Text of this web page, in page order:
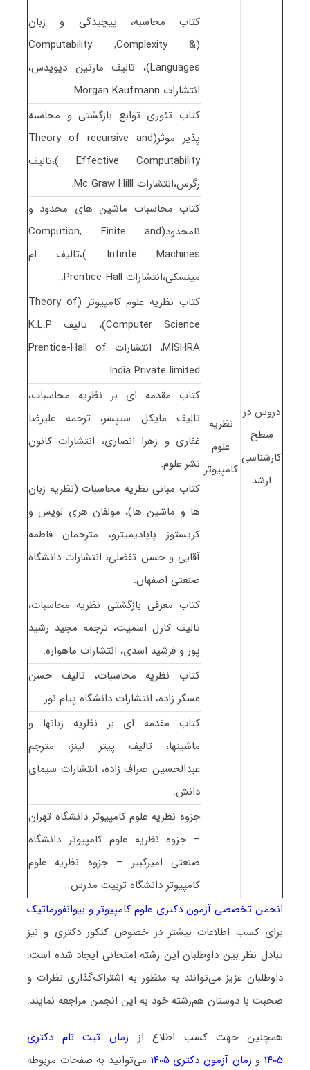
دروس در
سطح
کارشناسی
ارشد
نظریه
علوم
کامپیوتر
کتاب محاسبه، پیچیدگی و زبان
(Computability ,Complexity &
Languages)، تالیف مارتین دیویدس،
انتشارات Morgan Kaufmann.
کتاب تئوری توابع بازگشتی و محاسبه
پذیر موثر(Theory of recursive and
Effective Computability )،تالیف
رگرس،انتشارات Mc Graw Hilll.
کتاب محاسبات ماشین های محدود و
نامحدود(Compution, Finite and
Infinte Machines )،تالیف ام
مینسکی،انتشارات Prentice-Hall.
کتاب نظریه علوم کامپیوتر (Theory of
Computer Science)، تالیف K.L.P
MISHRA، انتشارات Prentice-Hall of
India Private limited
کتاب مقدمه ای بر نظریه محاسبات،
تالیف مایکل سیپسر، ترجمه علیرضا
غفاری و زهرا انصاری، انتشارات کانون
نشر علوم.
کتاب مبانی نظریه محاسبات (نظریه زبان
ها و ماشین ها)، مولفان هری لویس و
کریستوز پاپادیمیترو، مترجمان فاطمه
آقایی و حسن تفضلی، انتشارات دانشگاه
صنعتی اصفهان.
کتاب معرفی بازگشتی نظریه محاسبات،
تالیف کارل اسمیت، ترجمه مجید رشید
پور و فرشید اسدی، انتشارات ماهواره.
کتاب نظریه محاسبات، تالیف حسن
عسگر زاده، انتشارات دانشگاه پیام نور.
کتاب مقدمه ای بر نظریه زبانها و
ماشینها، تالیف پیتر لینز، مترجم
عبدالحسین صراف زاده، انتشارات سیمای
دانش.
جزوه نظریه علوم کامپیوتر دانشگاه تهران
– جزوه نظریه علوم کامپیوتر دانشگاه
صنعتی امیرکبیر – جزوه نظریه علوم
کامپیوتر دانشگاه تربیت مدرس
انجمن تخصصی آزمون دکتری علوم کامپیوتر و بیوانفورماتیک
برای کسب اطلاعات بیشتر در خصوص کنکور دکتری و نیز
تبادل نظر بین داوطلبان این رشته امتحانی ایجاد شده است.
داوطلبان عزیز می‌توانند به منظور به اشتراک‌گذاری نظرات و
صحبت با دوستان هم‌رشته خود به این انجمن مراجعه نمایند.
همچنین جهت کسب اطلاع از زمان ثبت نام دکتری
۱۴۰۵ و زمان آزمون دکتری ۱۴۰۵ می‌توانید به صفحات مربوطه